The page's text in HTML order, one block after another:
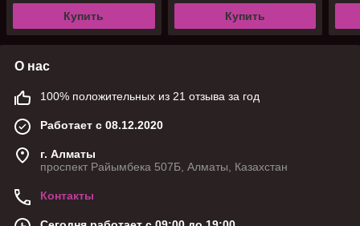
Купить Купить
О нас
100% положительных из 21 отзыва за год
Работает с 08.12.2020
г. Алматы
проспект Райымбека 507Б, Алматы, Казахстан
Контакты